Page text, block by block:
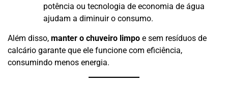
potência ou tecnologia de economia de água
ajudam a diminuir o consumo.
Além disso, manter o chuveiro limpo e sem resíduos de
calcário garante que ele funcione com eficiência,
consumindo menos energia.